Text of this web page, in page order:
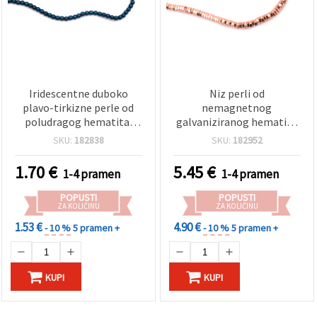
Iridescentne duboko
plavo-tirkizne perle od
poludragog hematita,
nemagnetske,
mm, rupa 1 mm, cca 100
kom, niz
SKU: 182838
1.70€ 1-4 pramen
POPUSTI
ZA KOLIČINU
1.53 €- 10 %5 pramen +
KUPI
Niz perli od
nemagnetnog
galvaniziranog hematita
u boji ružičastog zlata –
(spaceri), 6x2 mm, rupa 1
mm, ~190 kom za izradu
nakita
SKU: 182952
5.45€ 1-4 pramen
POPUSTI
ZA KOLIČINU
4.90 €- 10 %5 pramen +
KUPI